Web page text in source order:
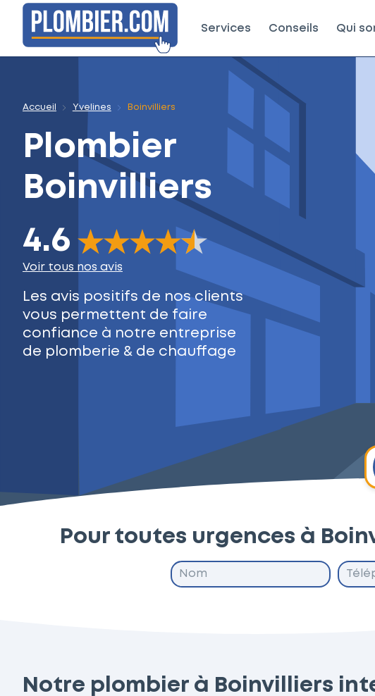
Services Conseils Qui
Accueil Yvelines Boinvilliers
Plombier
Boinvilliers
4.6
The rating of this product is4.6out of 5
Voir tous nos avis
Les avis positifs de nos clients
vous permettent de faire
confiance à notre entreprise
de plomberie & de chauffage
Pour toutes urgences à
Notre plombier à Boinvilliers